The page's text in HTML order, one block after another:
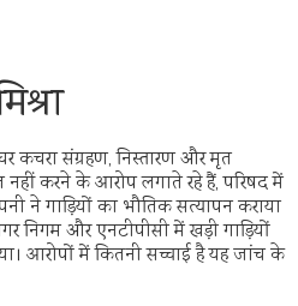
कचरा संग्रहण, निस्तारण और मृत
नहीं करने के आरोप लगाते रहे हैं, परिषद में
ने गाड़ियों का भौतिक सत्यापन कराया
निगम और एनटीपीसी में खड़ी गाड़ियों
आरोपों में कितनी सच्चाई है यह जांच के